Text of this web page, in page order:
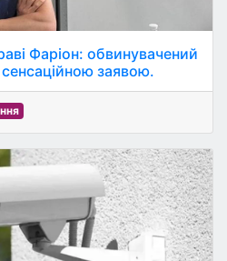
Фаріон: обвинувачений
заявою.